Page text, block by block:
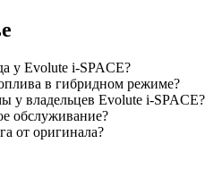
у Evolute i-SPACE?
в гибридном режиме?
у владельцев Evolute i-SPACE?
обслуживание?
от оригинала?